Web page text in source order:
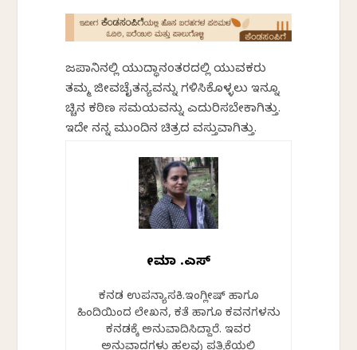
ಜಪಾನಿನಲ್ಲಿ ಯುದ್ಧಾನಂತರದಲ್ಲಿ ಯುವಕರು
ತಮ್ಮ ಜೀವಚೈತನ್ಯವನ್ನು ಗಳಿಸಿಕೊಳ್ಳಲು ಇನ್ನೂ
ಹೆಚ್ಚಿನ ಕಠಿಣ ಸಮಯವನ್ನು ಎದುರಿಸಬೇಕಾಗಿತ್ತು.
ಇದೇ ನನ್ನ ಮುಂದಿನ ಚಿತ್ರದ ವಸ್ತುವಾಗಿತ್ತು.
ಹೇಮಾ .ಎಸ್
ಕನ್ನಡ ಉಪನ್ಯಾಸಕಿ.ಇಂಗ್ಲೀಷ್ ಹಾಗೂ
ಹಿಂದಿಯಿಂದ ಲೇಖನ, ಕತೆ ಹಾಗೂ ಕವನಗಳನ್ನು
ಕನ್ನಡಕ್ಕೆ ಅನುವಾದಿಸಿದ್ದಾರೆ. ಇವರ